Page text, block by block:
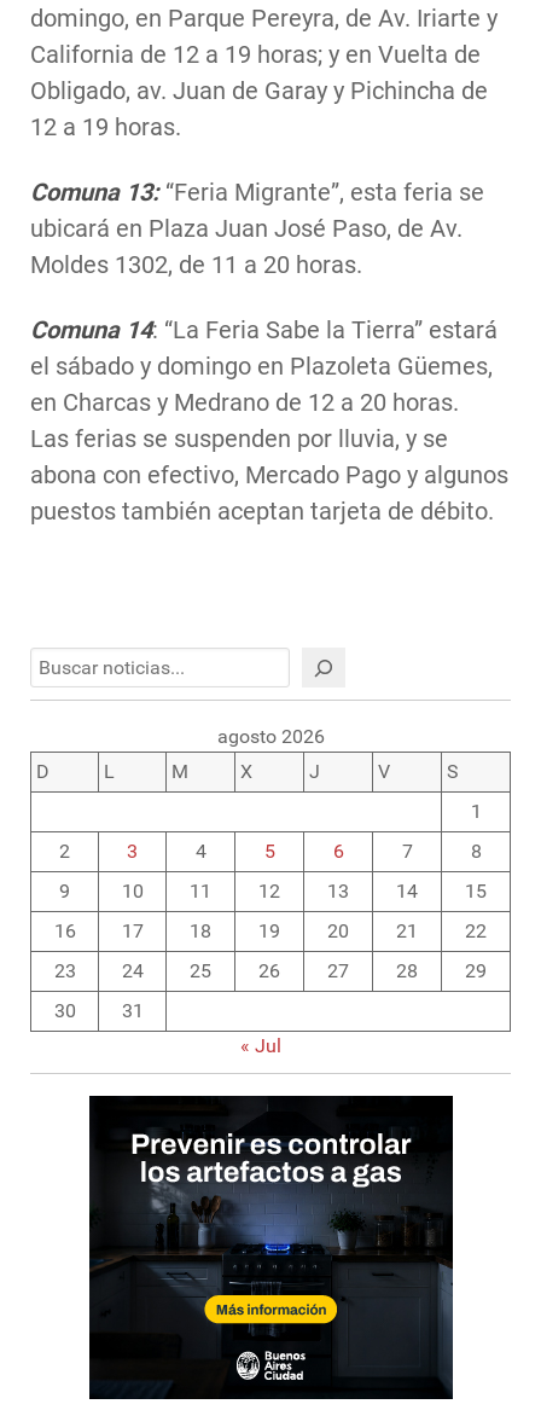
domingo, en Parque Pereyra, de Av. Iriarte y
California de 12 a 19 horas; y en Vuelta de
Obligado, av. Juan de Garay y Pichincha de
12 a 19 horas.
Comuna 13: “Feria Migrante”, esta feria se
ubicará en Plaza Juan José Paso, de Av.
Moldes 1302, de 11 a 20 horas.
Comuna 14: “La Feria Sabe la Tierra” estará
el sábado y domingo en Plazoleta Güemes,
en Charcas y Medrano de 12 a 20 horas.
Las ferias se suspenden por lluvia, y se
abona con efectivo, Mercado Pago y algunos
puestos también aceptan tarjeta de débito.
Buscar
agosto 2026
D
L M X J V
S
1
2
3 4 5 6 7
8
9
10 11 12 13 14
15
16
17 18 19 20 21
22
23
24 25 26 27 28
29
30
31
« Jul